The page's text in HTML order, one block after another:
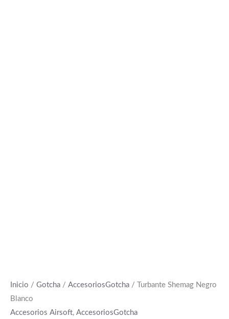
Inicio / Gotcha / AccesoriosGotcha / Turbante Shemag Negro
Blanco
Accesorios Airsoft, AccesoriosGotcha